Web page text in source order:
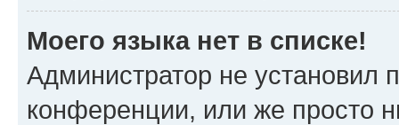
Моего языка нет в списке!
Администратор не установил
конференции, или же просто